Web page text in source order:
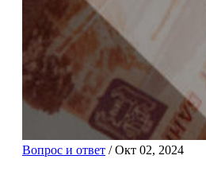
Вопрос и ответ /Окт 02, 2024